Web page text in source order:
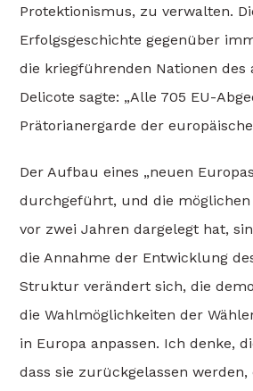
Protektionismus, zu verwalten.
Erfolgsgeschichte gegenüber
die kriegführenden Nationen des
Delicote sagte: „Alle 705 EU-
Prätorianergarde der
Der Aufbau eines „neuen
durchgeführt, und die möglichen
vor zwei Jahren dargelegt hat,
die Annahme der Entwicklung
Struktur verändert sich, die
die Wahlmöglichkeiten der
in Europa anpassen. Ich denke,
dass sie zurückgelassen